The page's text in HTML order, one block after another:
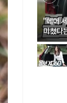
“여성·
"에어
미쳤다
B5 울